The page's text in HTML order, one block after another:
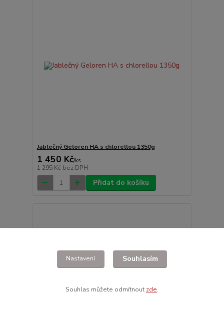
Jablečný Geloren HA s chlorellou 1350g
1 450 Kč/ks
1 295 Kč bez DPH
Přidat do košíku
Nastavení Souhlasím
Souhlas můžete odmítnout zde.